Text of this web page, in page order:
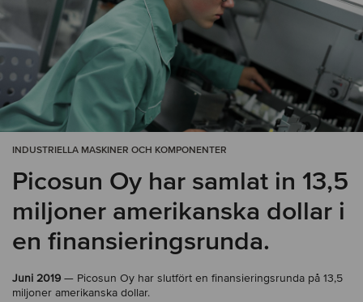
INDUSTRIELLA MASKINER OCH KOMPONENTER
Picosun Oy har samlat in 13,5
miljoner amerikanska dollar i
en finansieringsrunda.
Juni 2019 — Picosun Oy har slutfört en finansieringsrunda på 13,5
miljoner amerikanska dollar.